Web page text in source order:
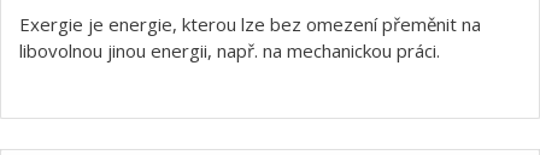
Exergie je energie, kterou lze bez omezení přeměnit na
libovolnou jinou energii, např. na mechanickou práci.